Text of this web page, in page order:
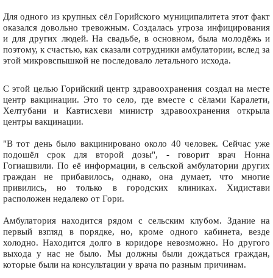
Для одного из крупных сёл Горийского муниципалитета этот факт
оказался довольно тревожным. Создалась угроза инфицирования
и для других людей. На свадьбе, в основном, была молодёжь и
поэтому, к счастью, как сказали сотрудники амбулатории, вслед за
этой микровспышкой не последовало летального исхода.
С этой целью Горийский центр здравоохранения создал на месте
центр вакцинации. Это то село, где вместе с сёлами Каралети,
Хелтубани и Кавтисхеви министр здравоохранения открыла
центры вакцинации.
"В тот день было вакцинировано около 40 человек. Сейчас уже
подошёл срок для второй дозы", - говорит врач Нонна
Гогиашвили. По её информации, в сельской амбулатории других
граждан не прибавилось, однако, она думает, что многие
привились, но только в городских клиниках. Хидистави
расположен недалеко от Гори.
Амбулатория находится рядом с сельским клубом. Здание на
первый взгляд в порядке, но, кроме одного кабинета, везде
холодно. Находится долго в коридоре невозможно. Но другого
выхода у нас не было. Мы должны были дождаться граждан,
которые были на консультации у врача по разным причинам.